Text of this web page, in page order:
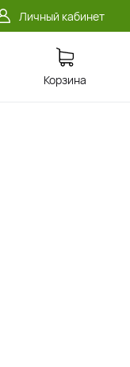
Личный кабинет
Корзина